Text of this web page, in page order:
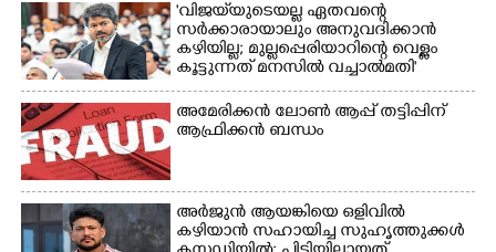
'വിജയ്‌യുടെയല്ല ഏതവന്റെ
സർക്കാരായാലും അനുവദിക്കാൻ
കഴിയില്ല; മുല്ലപ്പെരിയാറിന്റെ വെള്ളം
കൂട്ടുന്നത് മനസിൽ വച്ചാൽമതി'
അമേരിക്കൻ ലോൺ ആപ്പ് തട്ടിപ്പിന്
ആഫ്രിക്കൻ ബന്ധം
അർജുൻ ആയങ്കിയെ ഒളിവിൽ
കഴിയാൻ സഹായിച്ച സുഹൃത്തുക്കൾ